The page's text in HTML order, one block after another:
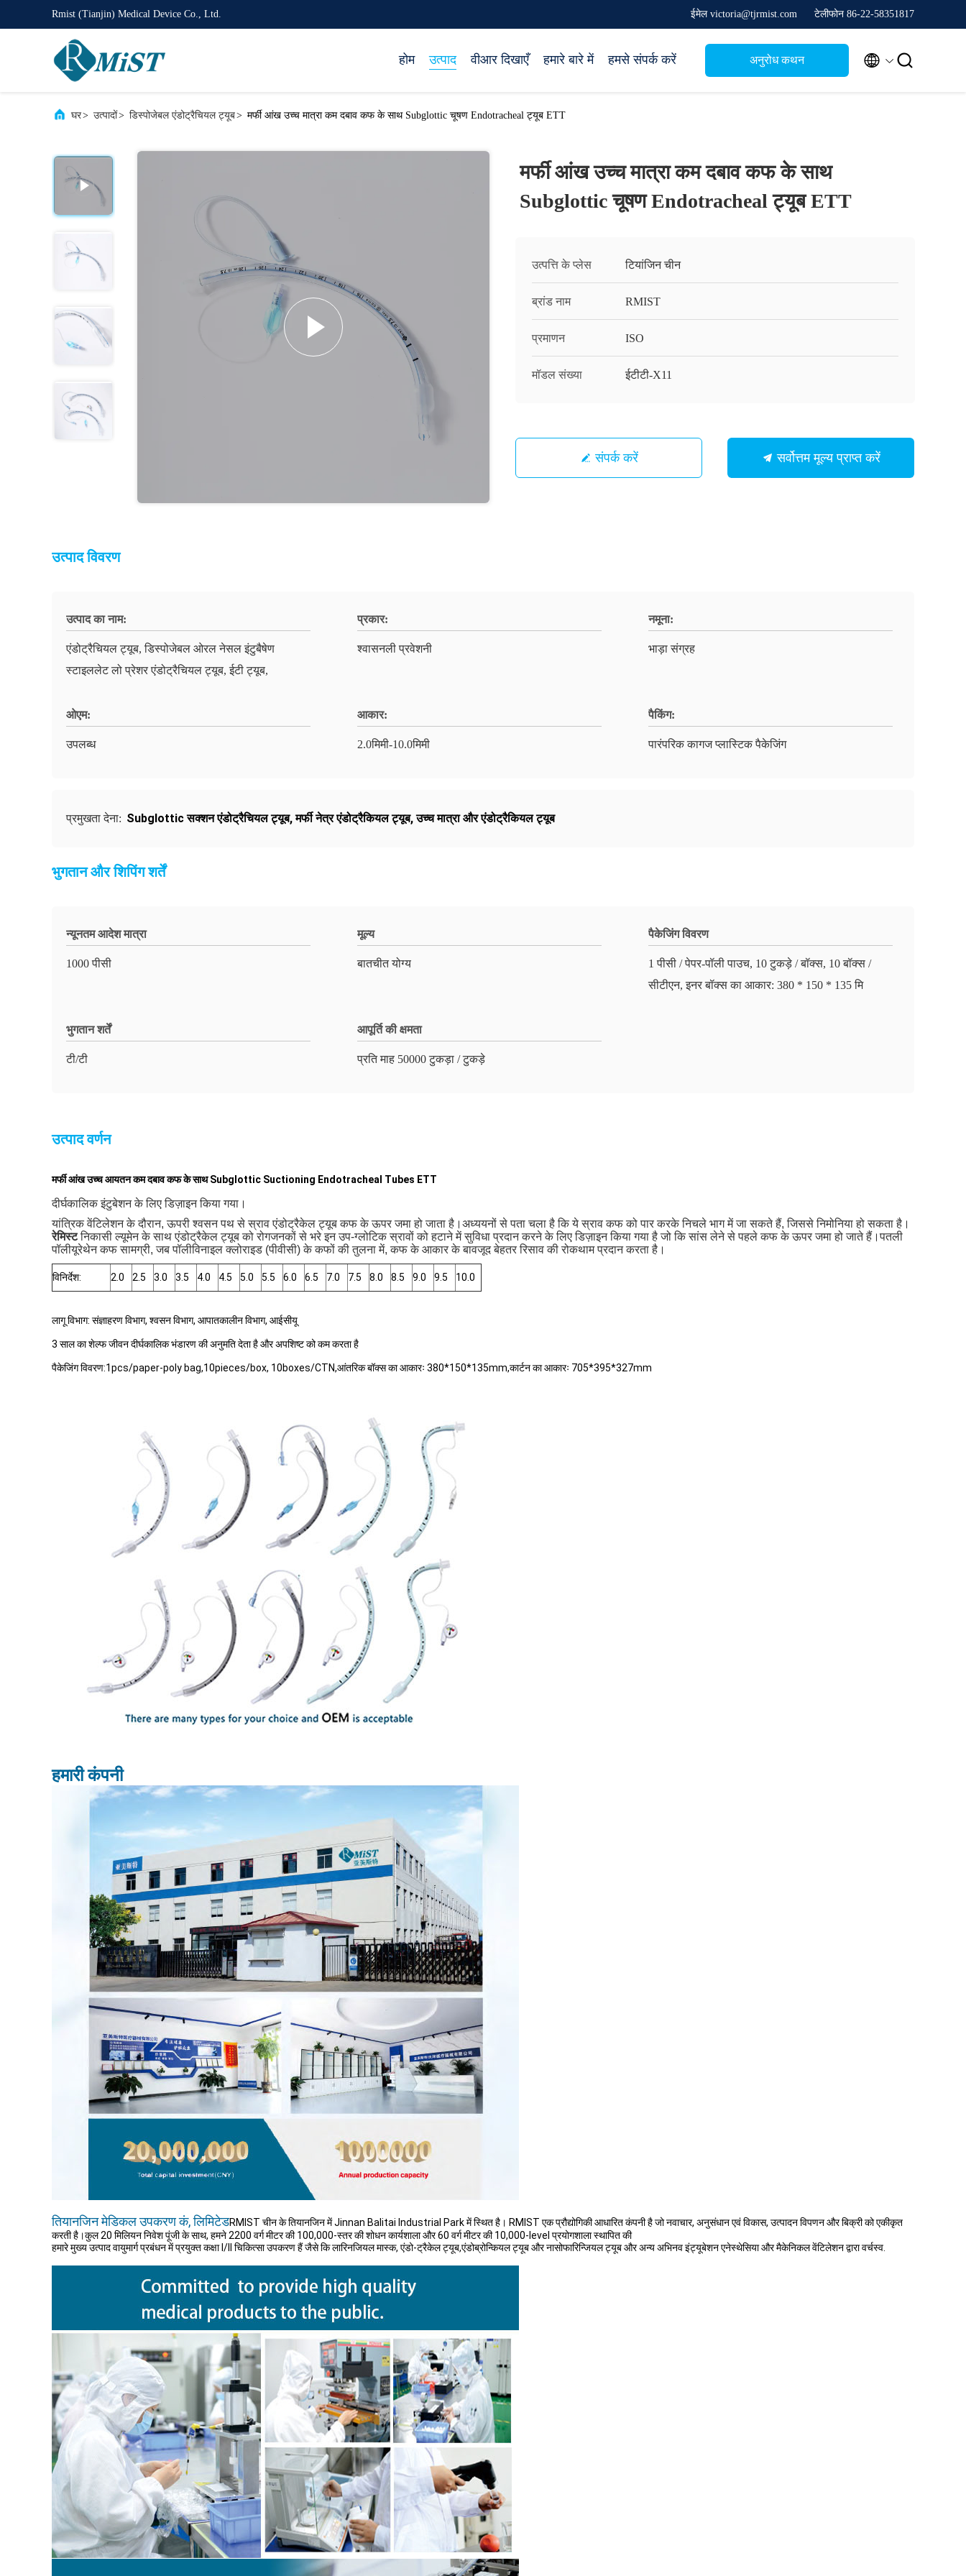
Rmist (Tianjin) Medical Device Co., Ltd. ईमेल victoria@tjrmist.com टेलीफोन 86-22-58351817
होम उत्पाद वीआर दिखाएँ हमारे बारे में हमसे संपर्क करें अनुरोध कथन  
घर> उत्पादों> डिस्पोजेबल एंडोट्रैचियल ट्यूब> मर्फी आंख उच्च मात्रा कम दबाव कफ के साथ Subglottic चूषण Endotracheal ट्यूब ETT
मर्फी आंख उच्च मात्रा कम दबाव कफ के साथ
Subglottic चूषण Endotracheal ट्यूब ETT
उत्पत्ति के प्लेस टियांजिन चीन
ब्रांड नाम RMIST
प्रमाणन ISO
मॉडल संख्या ईटीटी-X11
संपर्क करें सर्वोत्तम मूल्य प्राप्त करें
उत्पाद विवरण
उत्पाद का नाम:
एंडोट्रैचियल ट्यूब, डिस्पोजेबल ओरल नेसल इंटुबैषेण
स्टाइललेट लो प्रेशर एंडोट्रैचियल ट्यूब, ईटी ट्यूब,
प्रकार:
श्वासनली प्रवेशनी
नमूना:
भाड़ा संग्रह
ओएम:
उपलब्ध
आकार:
2.0मिमी-10.0मिमी
पैकिंग:
पारंपरिक कागज प्लास्टिक पैकेजिंग
प्रमुखता देना: Subglottic सक्शन एंडोट्रैचियल ट्यूब,मर्फी नेत्र एंडोट्रैकियल ट्यूब,उच्च मात्रा और एंडोट्रैकियल ट्यूब
भुगतान और शिपिंग शर्तें
न्यूनतम आदेश मात्रा
1000 पीसी
मूल्य
बातचीत योग्य
पैकेजिंग विवरण
1 पीसी / पेपर-पॉली पाउच, 10 टुकड़े / बॉक्स, 10 बॉक्स /
सीटीएन, इनर बॉक्स का आकार: 380 * 150 * 135 मि
भुगतान शर्तें
टी/टी
आपूर्ति की क्षमता
प्रति माह 50000 टुकड़ा / टुकड़े
उत्पाद वर्णन
मर्फी आंख उच्च आयतन कम दबाव कफ के साथ Subglottic Suctioning Endotracheal Tubes ETT
दीर्घकालिक इंटुबेशन के लिए डिज़ाइन किया गया।
यांत्रिक वेंटिलेशन के दौरान, ऊपरी श्वसन पथ से स्राव एंडोट्रैकेल ट्यूब कफ के ऊपर जमा हो जाता है।अध्ययनों से पता चला है कि ये स्राव कफ को पार करके निचले भाग में जा सकते हैं, जिससे निमोनिया हो सकता है।
रेमिस्ट निकासी ल्यूमेन के साथ एंडोट्रैकेल ट्यूब को रोगजनकों से भरे इन उप-ग्लोटिक स्रावों को हटाने में सुविधा प्रदान करने के लिए डिज़ाइन किया गया है जो कि सांस लेने से पहले कफ के ऊपर जमा हो जाते हैं।पतली
पॉलीयूरेथेन कफ सामग्री, जब पॉलीविनाइल क्लोराइड (पीवीसी) के कफों की तुलना में, कफ के आकार के बावजूद बेहतर रिसाव की रोकथाम प्रदान करता है।
विनिर्देश: 2.0 2.5 3.0 3.5 4.0 4.5 5.0 5.5 6.0 6.5 7.0 7.5 8.0 8.5 9.0 9.5 10.0
लागू विभाग: संज्ञाहरण विभाग, श्वसन विभाग, आपातकालीन विभाग, आईसीयू
3 साल का शेल्फ जीवन दीर्घकालिक भंडारण की अनुमति देता है और अपशिष्ट को कम करता है
पैकेजिंग विवरण:1pcs/paper-poly bag,10pieces/box, 10boxes/CTN,आंतरिक बॉक्स का आकारः 380*150*135mm,कार्टन का आकारः 705*395*327mm
हमारी कंपनी
तियानजिन मेडिकल उपकरण कं, लिमिटेडRMIST चीन के तियानजिन में Jinnan Balitai Industrial Park में स्थित है। RMIST एक प्रौद्योगिकी आधारित कंपनी है जो नवाचार, अनुसंधान एवं विकास, उत्पादन विपणन और बिक्री को एकीकृत
करती है।कुल 20 मिलियन निवेश पूंजी के साथ, हमने 2200 वर्ग मीटर की 100,000-स्तर की शोधन कार्यशाला और 60 वर्ग मीटर की 10,000-level प्रयोगशाला स्थापित की
हमारे मुख्य उत्पाद वायुमार्ग प्रबंधन में प्रयुक्त कक्षा I/II चिकित्सा उपकरण हैं जैसे कि लारिनजियल मास्क, एंडो-ट्रैकेल ट्यूब,एंडोब्रोन्कियल ट्यूब और नासोफारिन्जियल ट्यूब और अन्य अभिनव इंट्यूबेशन एनेस्थेसिया और मैकेनिकल वेंटिलेशन द्वारा वर्चस्व.